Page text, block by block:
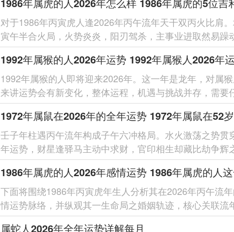
对于1986年丙寅虎人逢2026年丙午流年天干双丙火比肩
寅午半合火局，火势炎炎，阳刃驾杀，主事业进取然易躁
财星受克，需防破耗；健康留意心火过...
1992年属猴的人即将迎来2026年。这一年是龙年，对属
来讲运势会有新变化，整体运程，机遇与挑战并存，需要
分析，每个在领域的细节。整体运势...
壬子年柱遇丙午流年构成子午六冲格局。水火激荡之势贯
年运势，财星逢驿马主动中求财，官印相生却藏比劫争辉
象，唯借太岁相合之力可缓冲突，于...
下面将围绕1986年丙寅虎年生人分析其在2026年丙午流
情运势脉络，并纵观其一生命局之婚姻轨迹，核心关联流
支对命局之作用、夫妻宫动之...
属蛇人2026年全年运势详解每月